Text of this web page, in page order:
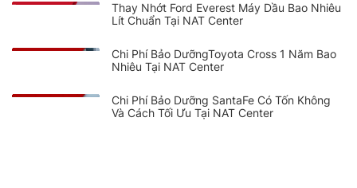
Thay Nhớt Ford Everest Máy Dầu Bao Nhiêu
Lít Chuẩn Tại NAT Center
Chi Phí Bảo DưỡngToyota Cross 1 Năm Bao
Nhiêu Tại NAT Center
Chi Phí Bảo Dưỡng SantaFe Có Tốn Không
Và Cách Tối Ưu Tại NAT Center